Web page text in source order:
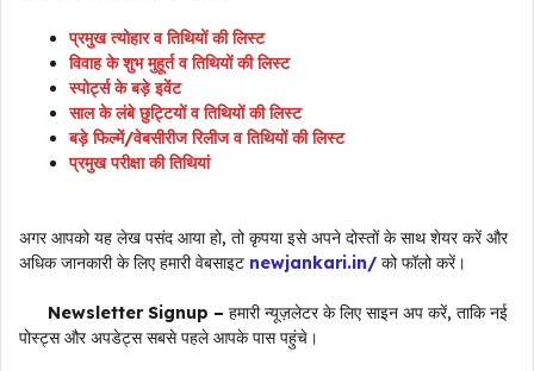
प्रमुख त्योहार व तिथियों की लिस्ट
विवाह के शुभ मुहूर्त व तिथियों की लिस्ट
स्पोर्ट्स के बड़े इवेंट
साल के लंबे छुट्टियों व तिथियों की लिस्ट
बड़े फिल्में/वेबसीरीज रिलीज व तिथियों की लिस्ट
प्रमुख परीक्षा की तिथियां
अगर आपको यह लेख पसंद आया हो, तो कृपया इसे अपने दोस्तों के साथ शेयर करें और
अधिक जानकारी के लिए हमारी वेबसाइट newjankari.in/ को फॉलो करें।
Newsletter Signup – हमारी न्यूज़लेटर के लिए साइन अप करें, ताकि नई
पोस्ट्स और अपडेट्स सबसे पहले आपके पास पहुंचे।